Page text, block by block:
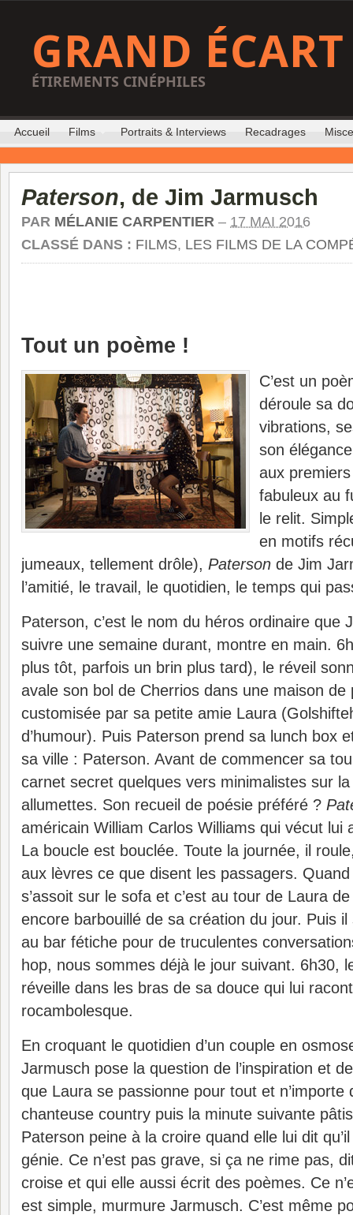
GRAND ÉCART
ÉTIREMENTS CINÉPHILES
Accueil Films Portraits & Interviews Recadrages
Paterson, de Jim Jarmusch
PAR MÉLANIE CARPENTIER – 17 MAI 2016
CLASSÉ DANS : FILMS, LES FILMS DE LA
Tout un poème !
C’est un
déroule sa
vibrations,
son
aux
fabuleux au
le relit.
en motifs
jumeaux, tellement drôle), Paterson de Jim
l’amitié, le travail, le quotidien, le temps qui
Paterson, c’est le nom du héros ordinaire que
suivre une semaine durant, montre en main.
plus tôt, parfois un brin plus tard), le réveil
avale son bol de Cherrios dans une maison de
customisée par sa petite amie Laura
d’humour). Puis Paterson prend sa lunch box
sa ville : Paterson. Avant de commencer sa
carnet secret quelques vers minimalistes sur la
allumettes. Son recueil de poésie préféré ?
américain William Carlos Williams qui vécut lui
La boucle est bouclée. Toute la journée, il
aux lèvres ce que disent les passagers.
s’assoit sur le sofa et c’est au tour de Laura
encore barbouillé de sa création du jour. Puis
au bar fétiche pour de truculentes
hop, nous sommes déjà le jour suivant. 6h30,
réveille dans les bras de sa douce qui lui
rocambolesque.
En croquant le quotidien d’un couple en
Jarmusch pose la question de l’inspiration et
que Laura se passionne pour tout et n’importe
chanteuse country puis la minute suivante
Paterson peine à la croire quand elle lui dit
génie. Ce n’est pas grave, si ça ne rime pas,
croise et qui elle aussi écrit des poèmes. Ce
est simple, murmure Jarmusch. C’est même